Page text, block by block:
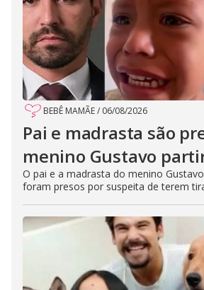
BEBÊ MAMÃE/ 06/08/2026
Pai e madrasta são
menino Gustavo
O pai e a madrasta do menino
foram presos por suspeita de terem